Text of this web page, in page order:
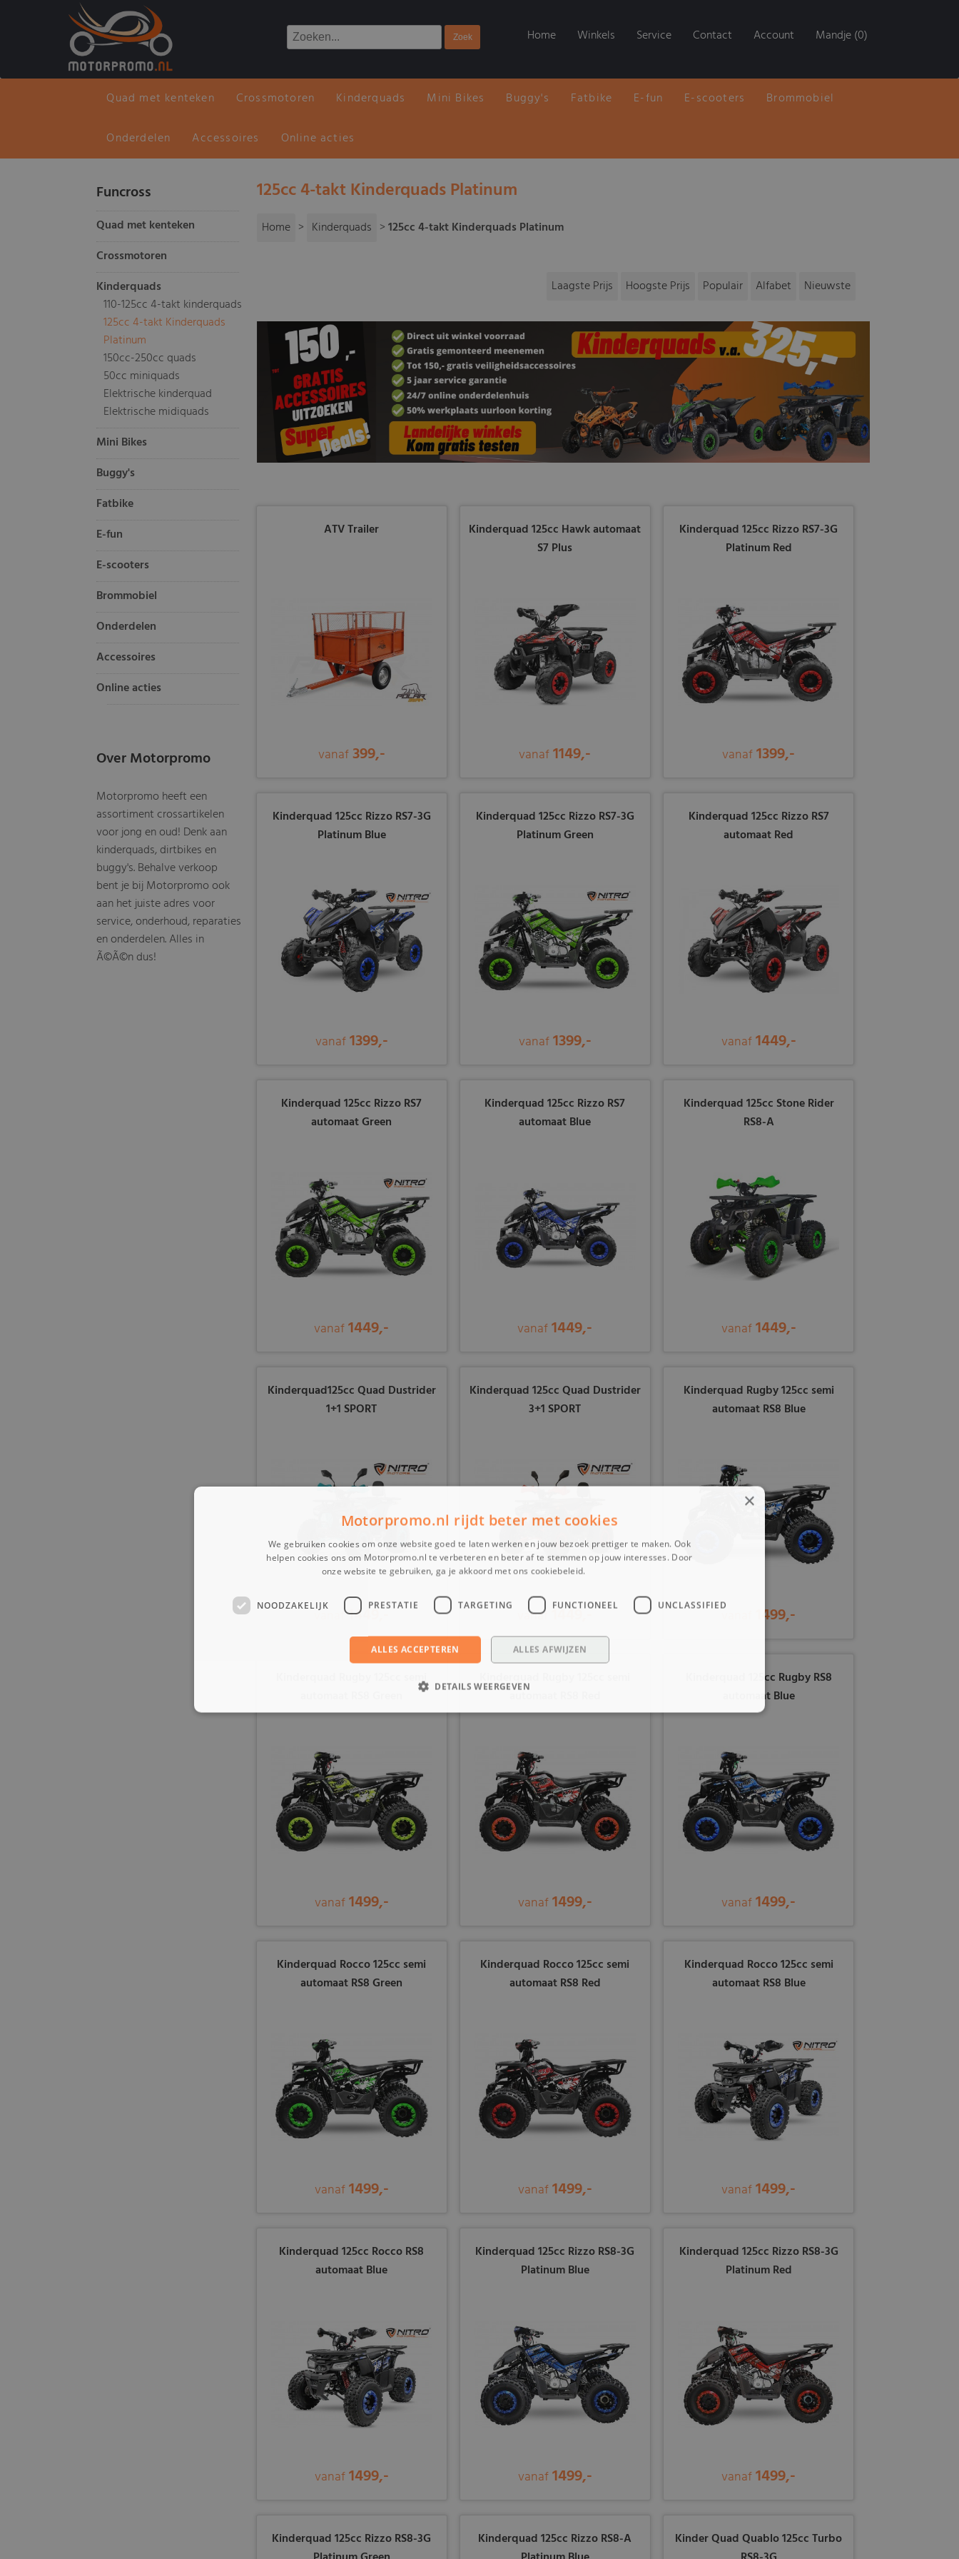
Home Winkels Service Contact Account Mandje (0)
Quad met kenteken Crossmotoren Kinderquads Mini Bikes Buggy's Fatbike E-fun E-scooters Brommobiel
Onderdelen Accessoires Online acties
Funcross
Quad met kenteken
Crossmotoren
Kinderquads
110-125cc 4-takt kinderquads
125cc 4-takt Kinderquads
Platinum
150cc-250cc quads
50cc miniquads
Elektrische kinderquad
Elektrische midiquads
Mini Bikes
Buggy's
Fatbike
E-fun
E-scooters
Brommobiel
Onderdelen
Accessoires
Online acties
Over Motorpromo
Motorpromo heeft een
assortiment crossartikelen
voor jong en oud! Denk aan
kinderquads, dirtbikes en
buggy's. Behalve verkoop
bent je bij Motorpromo ook
aan het juiste adres voor
service, onderhoud, reparaties
en onderdelen. Alles in
Ã©Ã©n dus!
125cc 4-takt Kinderquads Platinum
Home > Kinderquads >125cc 4-takt Kinderquads Platinum
Laagste Prijs Hoogste Prijs Populair Alfabet Nieuwste
ATV Trailer
vanaf399,-
Kinderquad 125cc Hawk automaat
S7 Plus
vanaf1149,-
Kinderquad 125cc Rizzo RS7-3G
Platinum Red
vanaf1399,-
Kinderquad 125cc Rizzo RS7-3G
Platinum Blue
vanaf1399,-
Kinderquad 125cc Rizzo RS7-3G
Platinum Green
vanaf1399,-
Kinderquad 125cc Rizzo RS7
automaat Red
vanaf1449,-
Kinderquad 125cc Rizzo RS7
automaat Green
vanaf1449,-
Kinderquad 125cc Rizzo RS7
automaat Blue
vanaf1449,-
Kinderquad 125cc Stone Rider
RS8-A
vanaf1449,-
Kinderquad125cc Quad Dustrider
1+1 SPORT
vanaf1449,-
Kinderquad 125cc Quad Dustrider
3+1 SPORT
vanaf 1449,-
Kinderquad Rugby 125cc semi
automaat RS8 Blue
1499,-
Kinderquad Rugby 125cc semi
vanaf1499,- vanaf1499,-
Kinderquad 125cc Rugby RS8
automaat Blue
vanaf1499,-
Kinderquad Rocco 125cc semi
automaat RS8 Green
vanaf1499,-
Kinderquad Rocco 125cc semi
automaat RS8 Red
vanaf1499,-
Kinderquad Rocco 125cc semi
automaat RS8 Blue
vanaf1499,-
Kinderquad 125cc Rocco RS8
automaat Blue
vanaf1499,-
Kinderquad 125cc Rizzo RS8-3G
Platinum Blue
vanaf1499,-
Kinderquad 125cc Rizzo RS8-3G
Platinum Red
vanaf1499,-
Kinderquad 125cc Rizzo RS8-3G
Kinderquad 125cc Rizzo RS8-A
Kinder Quad Quablo 125cc Turbo
×
Motorpromo.nl rijdt beter met cookies
We gebruiken cookies om onze website goed te laten werken en jouw bezoek prettiger te maken. Ook
helpen cookies ons om Motorpromo.nl te verbeteren en beter af te stemmen op jouw interesses. Door
onze website te gebruiken, ga je akkoord met ons cookiebeleid.
NOODZAKELIJK PRESTATIE TARGETING FUNCTIONEEL UNCLASSIFIED
ALLES ACCEPTEREN ALLES AFWIJZEN
DETAILS WEERGEVEN